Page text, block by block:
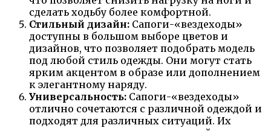
сделать ходьбу более комфортной.
Стильный дизайн: Сапоги-«вездеходы»
доступны в большом выборе цветов и
дизайнов, что позволяет подобрать модель
под любой стиль одежды. Они могут стать
ярким акцентом в образе или дополнением
к элегантному наряду.
Универсальность: Сапоги-«вездеходы»
отлично сочетаются с различной одеждой и
подходят для различных ситуаций. Их